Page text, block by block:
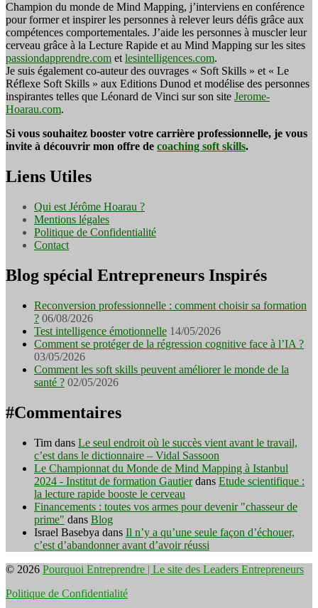
Champion du monde de Mind Mapping, j’interviens en conférence
pour former et inspirer les personnes à relever leurs défis grâce aux
compétences comportementales. J’aide les personnes à muscler leur
cerveau grâce à la Lecture Rapide et au Mind Mapping sur les sites
passiondapprendre.com et lesintelligences.com.
Je suis également co-auteur des ouvrages « Soft Skills » et « Le
Réflexe Soft Skills » aux Editions Dunod et modélise des personnes
inspirantes telles que Léonard de Vinci sur son site Jerome-
Hoarau.com.
Si vous souhaitez booster votre carrière professionnelle, je vous
invite à découvrir mon offre de coaching soft skills.
Liens Utiles
Qui est Jérôme Hoarau ?
Mentions légales
Politique de Confidentialité
Contact
Blog spécial Entrepreneurs Inspirés
Reconversion professionnelle : comment choisir sa formation
? 06/08/2026
Test intelligence émotionnelle 14/05/2026
Comment se protéger de la régression cognitive face à l’IA ?
03/05/2026
Comment les soft skills peuvent améliorer le monde de la
santé ? 02/05/2026
#Commentaires
Tim dans Le seul endroit où le succès vient avant le travail,
c’est dans le dictionnaire – Vidal Sassoon
Le Championnat du Monde de Mind Mapping à Istanbul
2024 - Institut de formation Gautierdans Etude scientifique :
la lecture rapide booste le cerveau
Financements : toutes vos armes pour devenir "chasseur de
prime" dans Blog
Israel Basebya dans Il n’y a qu’une seule façon d’échouer,
c’est d’abandonner avant d’avoir réussi
© 2026 Pourquoi Entreprendre | Le site des Leaders Entrepreneurs
Politique de Confidentialité